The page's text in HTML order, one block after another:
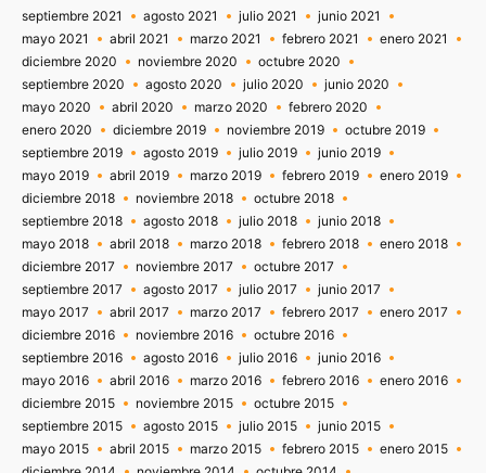
septiembre 2021
agosto 2021 julio 2021
junio 2021
mayo 2021
abril 2021 marzo 2021 febrero 2021
enero 2021
diciembre 2020
noviembre 2020
octubre 2020
septiembre 2020
agosto 2020 julio 2020
junio 2020
mayo 2020
abril 2020 marzo 2020
febrero 2020
enero 2020
diciembre 2019 noviembre 2019
octubre 2019
septiembre 2019
agosto 2019 julio 2019
junio 2019
mayo 2019
abril 2019 marzo 2019 febrero 2019
enero 2019
diciembre 2018
noviembre 2018
octubre 2018
septiembre 2018
agosto 2018 julio 2018
junio 2018
mayo 2018
abril 2018 marzo 2018 febrero 2018
enero 2018
diciembre 2017
noviembre 2017
octubre 2017
septiembre 2017
agosto 2017 julio 2017
junio 2017
mayo 2017
abril 2017 marzo 2017 febrero 2017
enero 2017
diciembre 2016
noviembre 2016
octubre 2016
septiembre 2016
agosto 2016 julio 2016
junio 2016
mayo 2016
abril 2016 marzo 2016 febrero 2016
enero 2016
diciembre 2015
noviembre 2015
octubre 2015
septiembre 2015
agosto 2015 julio 2015
junio 2015
mayo 2015
abril 2015 marzo 2015 febrero 2015
enero 2015